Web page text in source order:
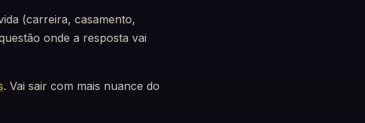
(carreira, casamento,
onde a resposta vai
. Vai sair com mais nuance do